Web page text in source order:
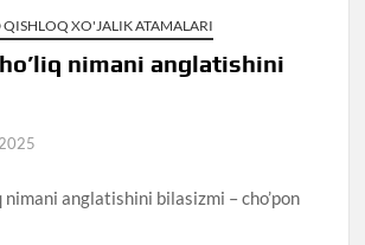
XO'JALIK ATAMALARI
nimani anglatishini
nimani anglatishini bilasizmi – cho’pon